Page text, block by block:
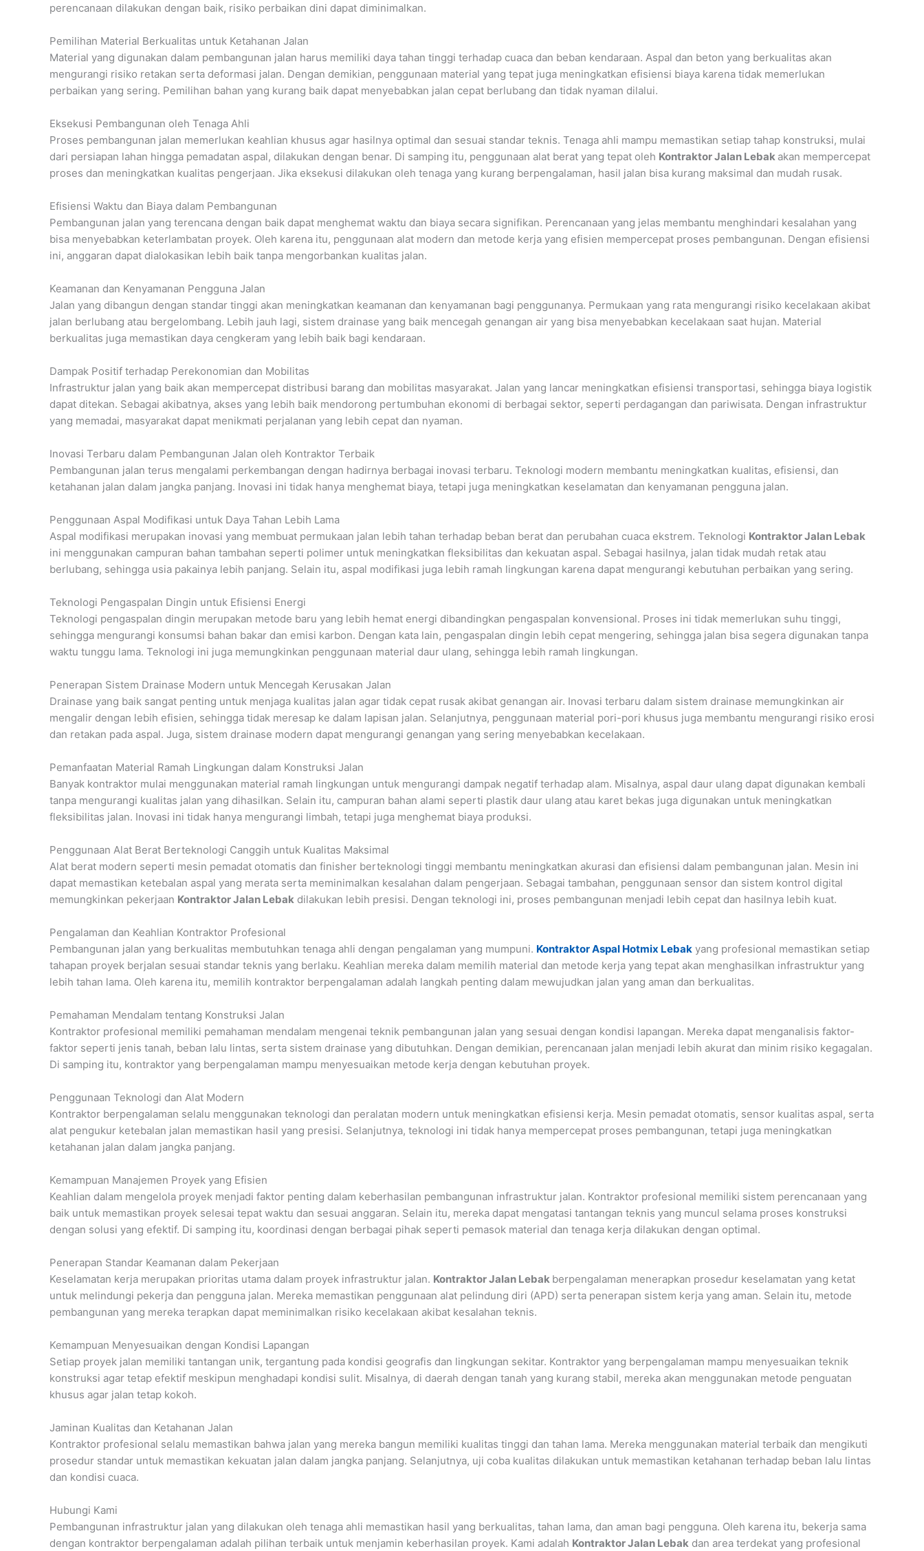
perencanaan dilakukan dengan baik, risiko perbaikan dini dapat diminimalkan.
Pemilihan Material Berkualitas untuk Ketahanan Jalan
Material yang digunakan dalam pembangunan jalan harus memiliki daya tahan tinggi terhadap cuaca dan beban kendaraan. Aspal dan beton yang berkualitas akan
mengurangi risiko retakan serta deformasi jalan. Dengan demikian, penggunaan material yang tepat juga meningkatkan efisiensi biaya karena tidak memerlukan
perbaikan yang sering. Pemilihan bahan yang kurang baik dapat menyebabkan jalan cepat berlubang dan tidak nyaman dilalui.
Eksekusi Pembangunan oleh Tenaga Ahli
Proses pembangunan jalan memerlukan keahlian khusus agar hasilnya optimal dan sesuai standar teknis. Tenaga ahli mampu memastikan setiap tahap konstruksi, mulai
dari persiapan lahan hingga pemadatan aspal, dilakukan dengan benar. Di samping itu, penggunaan alat berat yang tepat oleh Kontraktor Jalan Lebak akan mempercepat
proses dan meningkatkan kualitas pengerjaan. Jika eksekusi dilakukan oleh tenaga yang kurang berpengalaman, hasil jalan bisa kurang maksimal dan mudah rusak.
Efisiensi Waktu dan Biaya dalam Pembangunan
Pembangunan jalan yang terencana dengan baik dapat menghemat waktu dan biaya secara signifikan. Perencanaan yang jelas membantu menghindari kesalahan yang
bisa menyebabkan keterlambatan proyek. Oleh karena itu, penggunaan alat modern dan metode kerja yang efisien mempercepat proses pembangunan. Dengan efisiensi
ini, anggaran dapat dialokasikan lebih baik tanpa mengorbankan kualitas jalan.
Keamanan dan Kenyamanan Pengguna Jalan
Jalan yang dibangun dengan standar tinggi akan meningkatkan keamanan dan kenyamanan bagi penggunanya. Permukaan yang rata mengurangi risiko kecelakaan akibat
jalan berlubang atau bergelombang. Lebih jauh lagi, sistem drainase yang baik mencegah genangan air yang bisa menyebabkan kecelakaan saat hujan. Material
berkualitas juga memastikan daya cengkeram yang lebih baik bagi kendaraan.
Dampak Positif terhadap Perekonomian dan Mobilitas
Infrastruktur jalan yang baik akan mempercepat distribusi barang dan mobilitas masyarakat. Jalan yang lancar meningkatkan efisiensi transportasi, sehingga biaya logistik
dapat ditekan. Sebagai akibatnya, akses yang lebih baik mendorong pertumbuhan ekonomi di berbagai sektor, seperti perdagangan dan pariwisata. Dengan infrastruktur
yang memadai, masyarakat dapat menikmati perjalanan yang lebih cepat dan nyaman.
Inovasi Terbaru dalam Pembangunan Jalan oleh Kontraktor Terbaik
Pembangunan jalan terus mengalami perkembangan dengan hadirnya berbagai inovasi terbaru. Teknologi modern membantu meningkatkan kualitas, efisiensi, dan
ketahanan jalan dalam jangka panjang. Inovasi ini tidak hanya menghemat biaya, tetapi juga meningkatkan keselamatan dan kenyamanan pengguna jalan.
Penggunaan Aspal Modifikasi untuk Daya Tahan Lebih Lama
Aspal modifikasi merupakan inovasi yang membuat permukaan jalan lebih tahan terhadap beban berat dan perubahan cuaca ekstrem. Teknologi Kontraktor Jalan Lebak
ini menggunakan campuran bahan tambahan seperti polimer untuk meningkatkan fleksibilitas dan kekuatan aspal. Sebagai hasilnya, jalan tidak mudah retak atau
berlubang, sehingga usia pakainya lebih panjang. Selain itu, aspal modifikasi juga lebih ramah lingkungan karena dapat mengurangi kebutuhan perbaikan yang sering.
Teknologi Pengaspalan Dingin untuk Efisiensi Energi
Teknologi pengaspalan dingin merupakan metode baru yang lebih hemat energi dibandingkan pengaspalan konvensional. Proses ini tidak memerlukan suhu tinggi,
sehingga mengurangi konsumsi bahan bakar dan emisi karbon. Dengan kata lain, pengaspalan dingin lebih cepat mengering, sehingga jalan bisa segera digunakan tanpa
waktu tunggu lama. Teknologi ini juga memungkinkan penggunaan material daur ulang, sehingga lebih ramah lingkungan.
Penerapan Sistem Drainase Modern untuk Mencegah Kerusakan Jalan
Drainase yang baik sangat penting untuk menjaga kualitas jalan agar tidak cepat rusak akibat genangan air. Inovasi terbaru dalam sistem drainase memungkinkan air
mengalir dengan lebih efisien, sehingga tidak meresap ke dalam lapisan jalan. Selanjutnya, penggunaan material pori-pori khusus juga membantu mengurangi risiko erosi
dan retakan pada aspal. Juga, sistem drainase modern dapat mengurangi genangan yang sering menyebabkan kecelakaan.
Pemanfaatan Material Ramah Lingkungan dalam Konstruksi Jalan
Banyak kontraktor mulai menggunakan material ramah lingkungan untuk mengurangi dampak negatif terhadap alam. Misalnya, aspal daur ulang dapat digunakan kembali
tanpa mengurangi kualitas jalan yang dihasilkan. Selain itu, campuran bahan alami seperti plastik daur ulang atau karet bekas juga digunakan untuk meningkatkan
fleksibilitas jalan. Inovasi ini tidak hanya mengurangi limbah, tetapi juga menghemat biaya produksi.
Penggunaan Alat Berat Berteknologi Canggih untuk Kualitas Maksimal
Alat berat modern seperti mesin pemadat otomatis dan finisher berteknologi tinggi membantu meningkatkan akurasi dan efisiensi dalam pembangunan jalan. Mesin ini
dapat memastikan ketebalan aspal yang merata serta meminimalkan kesalahan dalam pengerjaan. Sebagai tambahan, penggunaan sensor dan sistem kontrol digital
memungkinkan pekerjaan Kontraktor Jalan Lebak dilakukan lebih presisi. Dengan teknologi ini, proses pembangunan menjadi lebih cepat dan hasilnya lebih kuat.
Pengalaman dan Keahlian Kontraktor Profesional
Pembangunan jalan yang berkualitas membutuhkan tenaga ahli dengan pengalaman yang mumpuni. Kontraktor Aspal Hotmix Lebak yang profesional memastikan setiap
tahapan proyek berjalan sesuai standar teknis yang berlaku. Keahlian mereka dalam memilih material dan metode kerja yang tepat akan menghasilkan infrastruktur yang
lebih tahan lama. Oleh karena itu, memilih kontraktor berpengalaman adalah langkah penting dalam mewujudkan jalan yang aman dan berkualitas.
Pemahaman Mendalam tentang Konstruksi Jalan
Kontraktor profesional memiliki pemahaman mendalam mengenai teknik pembangunan jalan yang sesuai dengan kondisi lapangan. Mereka dapat menganalisis faktor-
faktor seperti jenis tanah, beban lalu lintas, serta sistem drainase yang dibutuhkan. Dengan demikian, perencanaan jalan menjadi lebih akurat dan minim risiko kegagalan.
Di samping itu, kontraktor yang berpengalaman mampu menyesuaikan metode kerja dengan kebutuhan proyek.
Penggunaan Teknologi dan Alat Modern
Kontraktor berpengalaman selalu menggunakan teknologi dan peralatan modern untuk meningkatkan efisiensi kerja. Mesin pemadat otomatis, sensor kualitas aspal, serta
alat pengukur ketebalan jalan memastikan hasil yang presisi. Selanjutnya, teknologi ini tidak hanya mempercepat proses pembangunan, tetapi juga meningkatkan
ketahanan jalan dalam jangka panjang.
Kemampuan Manajemen Proyek yang Efisien
Keahlian dalam mengelola proyek menjadi faktor penting dalam keberhasilan pembangunan infrastruktur jalan. Kontraktor profesional memiliki sistem perencanaan yang
baik untuk memastikan proyek selesai tepat waktu dan sesuai anggaran. Selain itu, mereka dapat mengatasi tantangan teknis yang muncul selama proses konstruksi
dengan solusi yang efektif. Di samping itu, koordinasi dengan berbagai pihak seperti pemasok material dan tenaga kerja dilakukan dengan optimal.
Penerapan Standar Keamanan dalam Pekerjaan
Keselamatan kerja merupakan prioritas utama dalam proyek infrastruktur jalan. Kontraktor Jalan Lebak berpengalaman menerapkan prosedur keselamatan yang ketat
untuk melindungi pekerja dan pengguna jalan. Mereka memastikan penggunaan alat pelindung diri (APD) serta penerapan sistem kerja yang aman. Selain itu, metode
pembangunan yang mereka terapkan dapat meminimalkan risiko kecelakaan akibat kesalahan teknis.
Kemampuan Menyesuaikan dengan Kondisi Lapangan
Setiap proyek jalan memiliki tantangan unik, tergantung pada kondisi geografis dan lingkungan sekitar. Kontraktor yang berpengalaman mampu menyesuaikan teknik
konstruksi agar tetap efektif meskipun menghadapi kondisi sulit. Misalnya, di daerah dengan tanah yang kurang stabil, mereka akan menggunakan metode penguatan
khusus agar jalan tetap kokoh.
Jaminan Kualitas dan Ketahanan Jalan
Kontraktor profesional selalu memastikan bahwa jalan yang mereka bangun memiliki kualitas tinggi dan tahan lama. Mereka menggunakan material terbaik dan mengikuti
prosedur standar untuk memastikan kekuatan jalan dalam jangka panjang. Selanjutnya, uji coba kualitas dilakukan untuk memastikan ketahanan terhadap beban lalu lintas
dan kondisi cuaca.
Hubungi Kami
Pembangunan infrastruktur jalan yang dilakukan oleh tenaga ahli memastikan hasil yang berkualitas, tahan lama, dan aman bagi pengguna. Oleh karena itu, bekerja sama
dengan kontraktor berpengalaman adalah pilihan terbaik untuk menjamin keberhasilan proyek. Kami adalah Kontraktor Jalan Lebak dan area terdekat yang profesional